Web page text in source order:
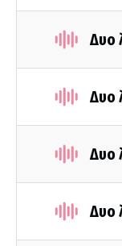
Δυο
Δυο
Δυο
Δυο